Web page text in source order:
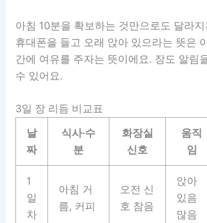
아침 10분을 확보하는 것만으로도 달라
휴대폰을 들고 오래 앉아 있으라는 뜻은
간에 여유를 주자는 뜻이에요. 장도 알림
수 있어요.
3일 장 리듬 비교표
날
짜
식사·수
분
화장실
신호
움직
임
1
일
차
아침 거
름, 커피
오전 신
호 참음
앉아
있음
많음